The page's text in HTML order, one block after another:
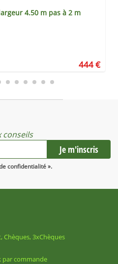
4.50 m pas à 2 m
444 €
conseils
confidentialité ».
Chèques, 3xChèques
par commande